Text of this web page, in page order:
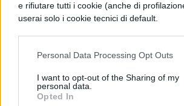
e rifiutare tutti i cookie (anche di
userai solo i cookie tecnici di default.
Personal Data Processing Opt Outs
I want to opt-out of the Sharing of my
personal data.
Opted In
relatore/tutor/
copia del documento di
permesso di soggiorno
con cittadinanza non UE;